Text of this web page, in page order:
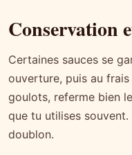
Conservation
Certaines sauces se
ouverture, puis au
goulots, referme bien
que tu utilises
doublon.